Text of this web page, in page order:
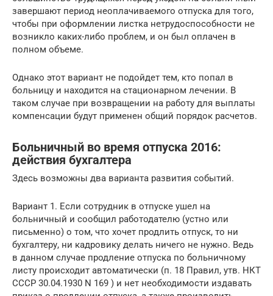
завершают период неоплачиваемого отпуска для того,
чтобы при оформлении листка нетрудоспособности не
возникло каких-либо проблем, и он был оплачен в
полном объеме.
Однако этот вариант не подойдет тем, кто попал в
больницу и находится на стационарном лечении. В
таком случае при возвращении на работу для выплаты
компенсации будут применен общий порядок расчетов.
Больничный во время отпуска 2016:
действия бухгалтера
Здесь возможны два варианта развития событий.
Вариант 1. Если сотрудник в отпуске ушел на
больничный и сообщил работодателю (устно или
письменно) о том, что хочет продлить отпуск, то ни
бухгалтеру, ни кадровику делать ничего не нужно. Ведь
в данном случае продление отпуска по больничному
листу происходит автоматически (п. 18 Правил, утв. НКТ
СССР 30.04.1930 N 169 ) и нет необходимости издавать